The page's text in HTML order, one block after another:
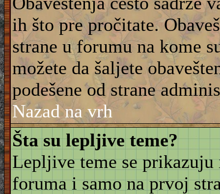
ih što pre pročitate.
strane u forumu na kome
možete da šaljete
podešene od strane
Nazad na vrh
Šta su lepljive teme?
Lepljive teme se prikazuju
foruma i samo na prvoj